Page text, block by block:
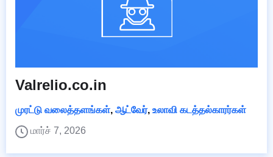
Valrelio.co.in
முரட்டு வலைத்தளங்கள், ஆட்வேர், உலாவி கடத்தல்காரர்கள்
மார்ச் 7, 2026